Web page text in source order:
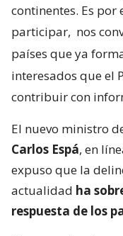
continentes. Es por
participar, nos
países que ya
interesados que el
contribuir con
El nuevo ministro
Carlos Espá, en
expuso que la
actualidad ha
respuesta de los